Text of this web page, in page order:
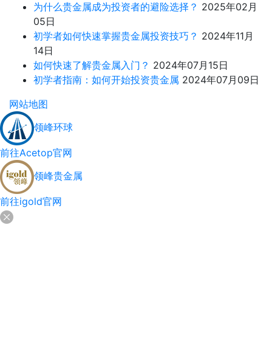
为什么贵金属成为投资者的避险选择？ 2025年02月
05日
初学者如何快速掌握贵金属投资技巧？ 2024年11月
14日
如何快速了解贵金属入门？ 2024年07月15日
初学者指南：如何开始投资贵金属 2024年07月09日
网站地图
领峰环球
前往Acetop官网
领峰贵金属
前往igold官网